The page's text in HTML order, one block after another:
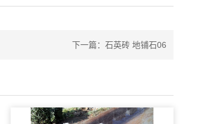
下一篇： 石英砖 地铺石06